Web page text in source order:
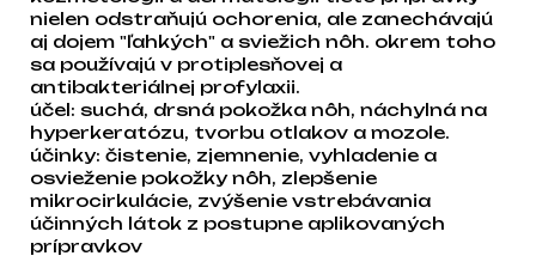
nielen odstraňujú ochorenia, ale zanechávajú
aj dojem "ľahkých" a sviežich nôh. okrem toho
sa používajú v protiplesňovej a
antibakteriálnej profylaxii.
účel: suchá, drsná pokožka nôh, náchylná na
hyperkeratózu, tvorbu otlakov a mozole.
účinky: čistenie, zjemnenie, vyhladenie a
osvieženie pokožky nôh, zlepšenie
mikrocirkulácie, zvýšenie vstrebávania
účinných látok z postupne aplikovaných
prípravkov